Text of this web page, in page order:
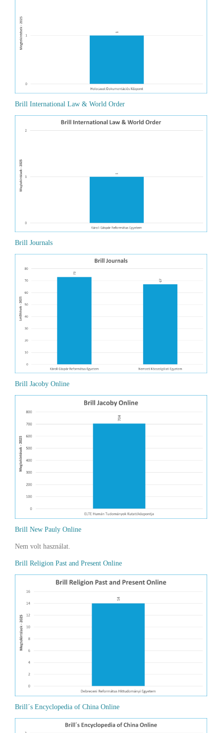
Brill International Law & World Order
Brill Journals
Brill Jacoby Online
Brill New Pauly Online
Nem volt használat.
Brill Religion Past and Present Online
Brill´s Encyclopedia of China Online